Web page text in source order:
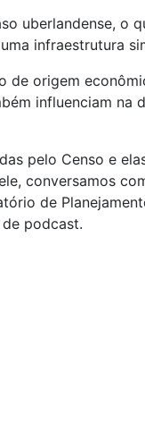
uberlandense, o
infraestrutura
de origem
influenciam na
pelo Censo e
conversamos
de
podcast.